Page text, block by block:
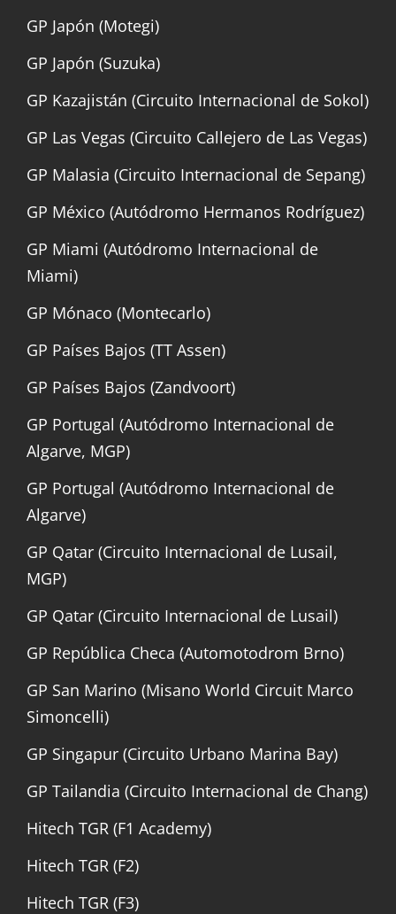
GP Japón (Motegi)
GP Japón (Suzuka)
GP Kazajistán (Circuito Internacional de Sokol)
GP Las Vegas (Circuito Callejero de Las Vegas)
GP Malasia (Circuito Internacional de Sepang)
GP México (Autódromo Hermanos Rodríguez)
GP Miami (Autódromo Internacional de
Miami)
GP Mónaco (Montecarlo)
GP Países Bajos (TT Assen)
GP Países Bajos (Zandvoort)
GP Portugal (Autódromo Internacional de
Algarve, MGP)
GP Portugal (Autódromo Internacional de
Algarve)
GP Qatar (Circuito Internacional de Lusail,
MGP)
GP Qatar (Circuito Internacional de Lusail)
GP República Checa (Automotodrom Brno)
GP San Marino (Misano World Circuit Marco
Simoncelli)
GP Singapur (Circuito Urbano Marina Bay)
GP Tailandia (Circuito Internacional de Chang)
Hitech TGR (F1 Academy)
Hitech TGR (F2)
Hitech TGR (F3)